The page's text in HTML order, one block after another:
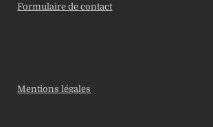
Formulaire de contact
Mentions légales